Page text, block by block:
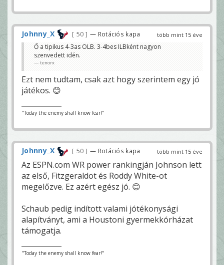
több mint 15 éve
Johnny_X 50 — Rotációs kapa
Ő a tipikus 4-3as OLB. 3-4bes ILBként nagyon
szenvedett idén.
tenorx
Ezt nem tudtam, csak azt hogy szerintem egy jó
játékos. 😊
"Today the enemy shall know fear!"
több mint 15 éve
Johnny_X 50 — Rotációs kapa
Az ESPN.com WR power rankingján Johnson lett
az első, Fitzgeraldot és Roddy White-ot
megelőzve. Ez azért egész jó. 😊
Schaub pedig indított valami jótékonysági
alapítványt, ami a Houstoni gyermekkórházat
támogatja.
"Today the enemy shall know fear!"